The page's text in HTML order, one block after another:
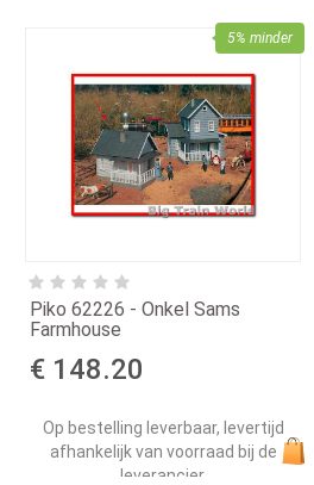
Piko 62226 - Onkel Sams
Farmhouse
€ 148.20
Op bestelling leverbaar, levertijd
afhankelijk van voorraad bij de
leverancier.
5% minder